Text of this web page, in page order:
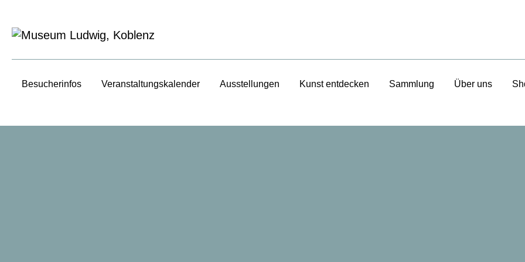
Besucherinfos Veranstaltungs­kalender Ausstellungen Kunst entdecken Sammlung Über uns